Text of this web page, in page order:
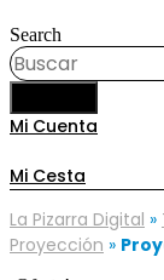
Search
Mi Cuenta
Mi Cesta
La Pizarra Digital »
Proyección »